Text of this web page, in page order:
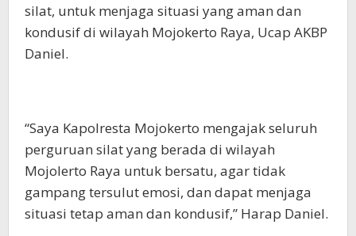
silat, untuk menjaga situasi yang aman dan
kondusif di wilayah Mojokerto Raya, Ucap AKBP
Daniel.
“Saya Kapolresta Mojokerto mengajak seluruh
perguruan silat yang berada di wilayah
Mojolerto Raya untuk bersatu, agar tidak
gampang tersulut emosi, dan dapat menjaga
situasi tetap aman dan kondusif,” Harap Daniel.